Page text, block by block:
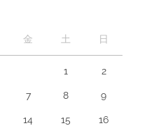
金 土 日
1 2
7 8 9
14 15 16